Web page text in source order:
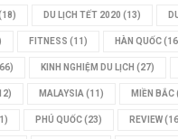
DU LỊCH TẾT 2020 (13)
FITNESS (11) HÀN QUỐC
KINH NGHIỆM DU LỊCH (27)
MALAYSIA (11) MIỀN BẮC
PHÚ QUỐC(23) REVIEW